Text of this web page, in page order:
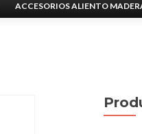
ACCESORIOS ALIENTO